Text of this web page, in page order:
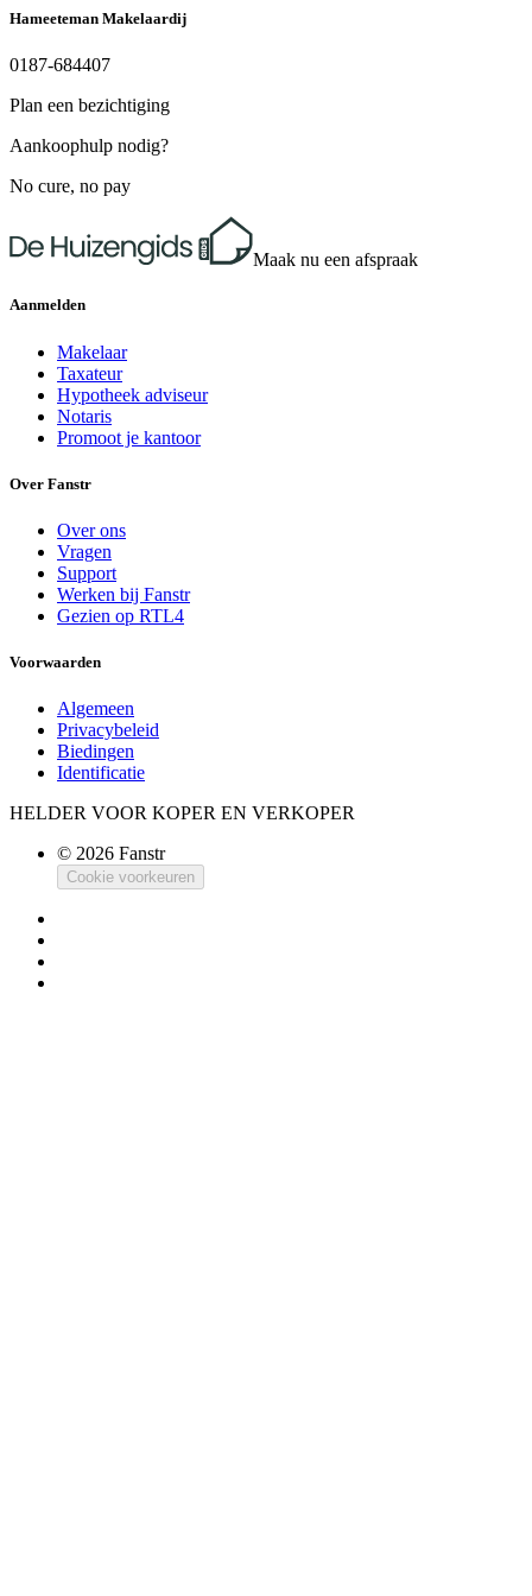
Hameeteman Makelaardij
0187-684407
Plan een bezichtiging
Aankoophulp nodig?
No cure, no pay
Maak nu een afspraak
Aanmelden
Makelaar
Taxateur
Hypotheek adviseur
Notaris
Promoot je kantoor
Over Fanstr
Over ons
Vragen
Support
Werken bij Fanstr
Gezien op RTL4
Voorwaarden
Algemeen
Privacybeleid
Biedingen
Identificatie
HELDER VOOR KOPER EN VERKOPER
© 2026 Fanstr
Cookie voorkeuren